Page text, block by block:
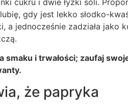
gdy jest lekko słodko-
jednocześnie zadziała jako
smaku i trwałości; zaufaj
że papryka